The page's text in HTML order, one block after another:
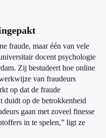
fraude, maar één van vele
docent psychologie
Zij bestudeert hoe online
van fraudeurs
op dat de fraude
duidt op de betrokkenheid
gaan met zoveel finesse
in te spelen,” ligt ze